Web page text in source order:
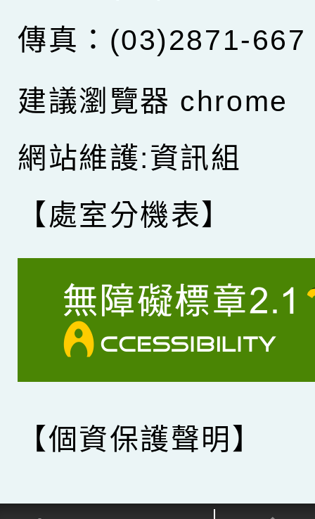
傳真：(03)2871-667
建議瀏覽器 chrome
網站維護:資訊組
【處室分機表】
【個資保護聲明】